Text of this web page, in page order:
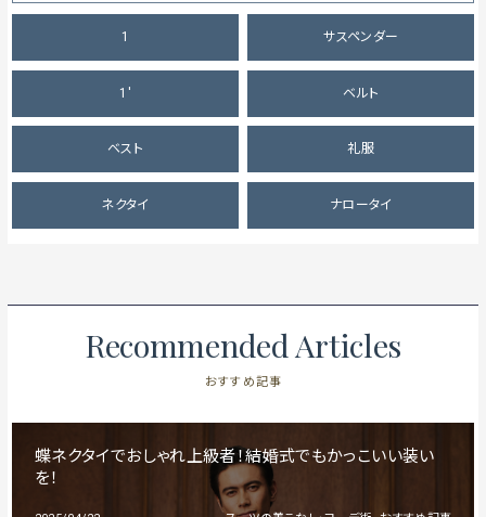
1 サスペンダー
1' ベルト
ベスト 礼服
ネクタイ ナロータイ
Recommended Articles
おすすめ記事
蝶ネクタイでおしゃれ上級者！結婚式でもかっこいい装い
を！